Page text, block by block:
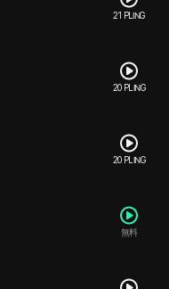
21 PLING
20 PLING
20 PLING
無料